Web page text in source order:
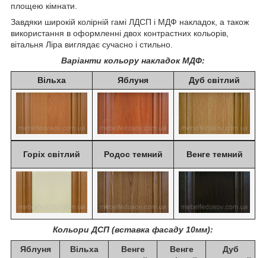
площею кімнати.
Завдяки широкій колірній гамі ЛДСП і МДФ накладок, а також
використання в оформленні двох контрастних кольорів,
вітальня Ліра виглядає сучасно і стильно.
Варіанти кольору накладок МДФ:
Вільха Яблуня Дуб світлий
Горіх світлий Родос темний Венге темний
Кольори ДСП (вставка фасаду 10мм):
Яблуня Вільха
Венге
Венге
Дуб